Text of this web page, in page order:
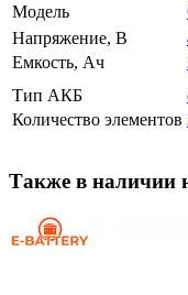
Модель
Напряжение, В
Емкость, Ач
Тип АКБ
Количество элементов
Также в наличии